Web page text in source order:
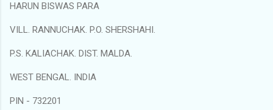
HARUN BISWAS PARA
VILL. RANNUCHAK. P.O. SHERSHAHI.
P.S. KALIACHAK. DIST. MALDA.
WEST BENGAL. INDIA
PIN - 732201